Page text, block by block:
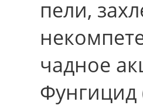
пели,
чадное
Фунгицид